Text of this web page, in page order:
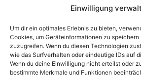
Einwilligung
Um dir ein optimales Erlebnis zu bieten,
Cookies, um Geräteinformationen zu
zuzugreifen. Wenn du diesen Technologien
wie das Surfverhalten oder eindeutige IDs auf
Wenn du deine Einwilligung nicht erteilst oder
bestimmte Merkmale und Funktionen
sollten sich beim
und sonstigen Aktivitäten
kennenlernen.
WEITERLESENJUGENDFREIZEIT
IN